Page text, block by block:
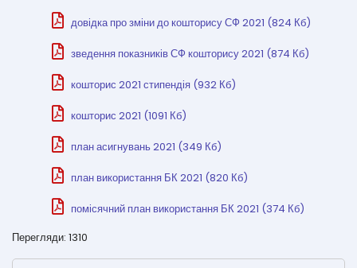
довідка про зміни до кошторису СФ 2021 (824 Кб)
зведення показників СФ кошторису 2021 (874 Кб)
кошторис 2021 стипендія (932 Кб)
кошторис 2021 (1091 Кб)
план асигнувань 2021 (349 Кб)
план використання БК 2021 (820 Кб)
помісячний план використання БК 2021 (374 Кб)
Перегляди: 1310